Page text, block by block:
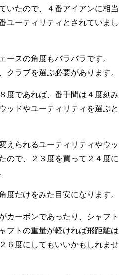
いたので、４番アイアンに相当
ユーティリティとされていまし
ースの角度もバラバラです。
クラブを選ぶ必要があります。
度であれば、番手間は４度刻み
ッドやユーティリティを選ぶと
えられるユーティリティやウッ
ので、２３度を買って２４度に
度だけをみた目安になります。
カーボンであったり、シャフト
フトの重量が軽ければ飛距離は
６度にしてもいいかもしれませ